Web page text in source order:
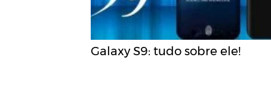
Galaxy S9: tudo sobre ele!